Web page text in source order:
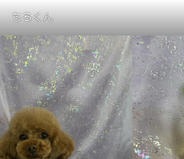
ちろくん